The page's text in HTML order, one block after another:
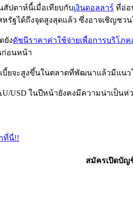
ปดาห์นี้เมื่อเทียบกับเงินดอลลาร์ ที่อ่อ
หรัฐได้ถึงจุดสูงสุดแล้ว ซึ่งอาจเชิญชว
ยังดัชนีราคาค่าใช้จ่ายเพื่อการบริโภ
ก่อนหน้า
บี้ยจะสูงขึ้นในตลาดที่พัฒนาแล้วมีแน
USD ในปีหน้ายังคงมีความน่าเป็นห่
ที่นี่!!
สมัครเปิดบัญ